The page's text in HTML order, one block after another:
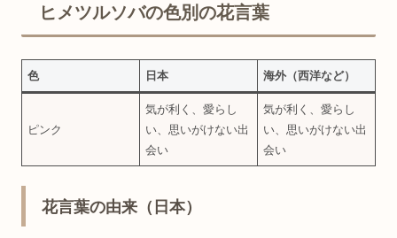
ヒメツルソバの色別の花言葉
色 日本 海外（西洋など）
ピンク
気が利く、愛らし
い、思いがけない出
会い
気が利く、愛らし
い、思いがけない出
会い
花言葉の由来（日本）